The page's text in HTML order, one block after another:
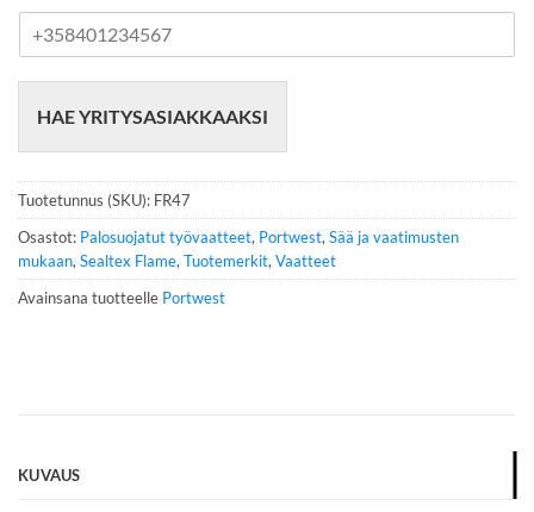
n
u
m
e
r
o
HAE YRITYSASIAKKAAKSI
Tuotetunnus (SKU): FR47
Osastot: Palosuojatut työvaatteet, Portwest, Sää ja vaatimusten
mukaan, Sealtex Flame, Tuotemerkit, Vaatteet
Avainsana tuotteelle Portwest
KUVAUS